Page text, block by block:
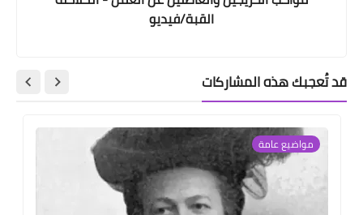
القبة/فيديو
قد تُعجبك هذه المشاركات
مواضيع عامة